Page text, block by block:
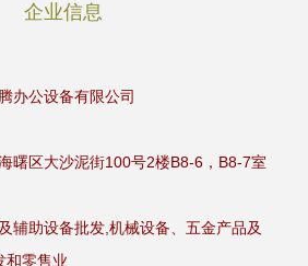
企业信息
办公设备有限公司
曙区大沙泥街100号2楼B8-6，B8-7室
辅助设备批发,机械设备、五金产品及
和零售业